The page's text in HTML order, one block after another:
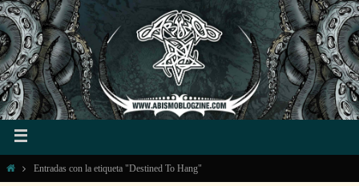
Entradas con la etiqueta "Destined To Hang"